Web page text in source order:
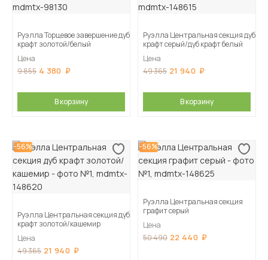
Руэлла Торцевое завершение дуб
крафт золотой/белый
Цена
9 855 4 380
В корзину
Руэлла Центральная секция дуб
крафт серый/дуб крафт белый
Цена
49 365 21 940
В корзину
-56%
Руэлла Центральная секция дуб
крафт золотой/кашемир
Цена
49 365 21 940
-56%
Руэлла Центральная секция
графит серый
Цена
50 490 22 440